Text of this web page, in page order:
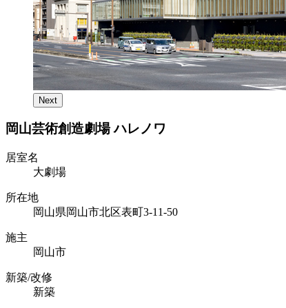
Next
岡山芸術創造劇場 ハレノワ
居室名
大劇場
所在地
岡山県岡山市北区表町3-11-50
施主
岡山市
新築/改修
新築